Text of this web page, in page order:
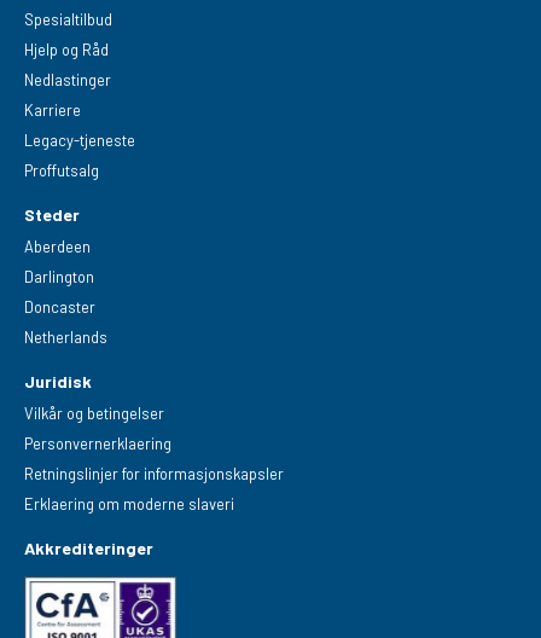
Spesialtilbud
Hjelp og Råd
Nedlastinger
Karriere
Legacy-tjeneste
Proffutsalg
Steder
Aberdeen
Darlington
Doncaster
Netherlands
Juridisk
Vilkår og betingelser
Personvernerklaering
Retningslinjer for informasjonskapsler
Erklaering om moderne slaveri
Akkrediteringer